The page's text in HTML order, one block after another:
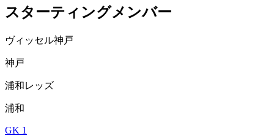
スターティングメンバー
ヴィッセル神戸
神戸
浦和レッズ
浦和
GK 1